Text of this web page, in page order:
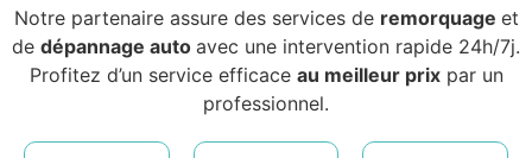
Notre partenaire assure des services de remorquage et
de dépannage auto avec une intervention rapide 24h/7j.
Profitez d’un service efficace au meilleur prixpar un
professionnel.